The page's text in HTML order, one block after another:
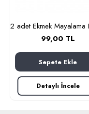
99,00 TL
Sepete Ekle
Detaylı İncele